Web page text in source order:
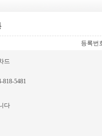
등록번
드
818-5481
다